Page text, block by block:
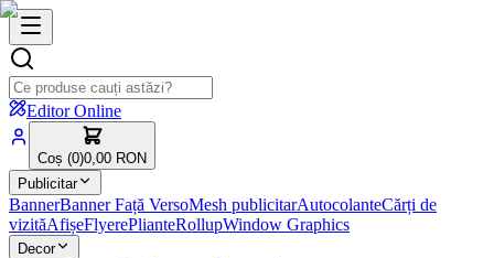
Editor Online
Coș (0)0,00 RON
Publicitar
BannerBanner Față VersoMesh publicitarAutocolanteCărți de
vizităAfișeFlyerePlianteRollupWindow Graphics
Decor